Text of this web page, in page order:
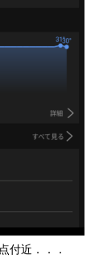
付近．．．